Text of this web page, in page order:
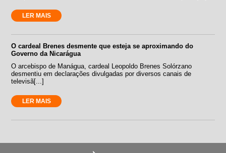
LER MAIS
O cardeal Brenes desmente que esteja se aproximando do
Governo da Nicarágua
O arcebispo de Manágua, cardeal Leopoldo Brenes Solórzano
desmentiu em declarações divulgadas por diversos canais de
televisã[...]
LER MAIS